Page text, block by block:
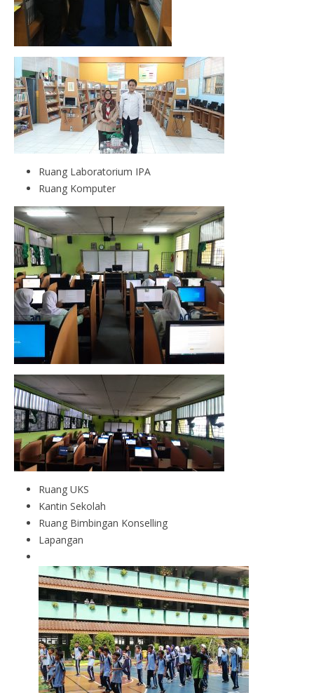
Ruang Laboratorium IPA
Ruang Komputer
Ruang UKS
Kantin Sekolah
Ruang Bimbingan Konselling
Lapangan